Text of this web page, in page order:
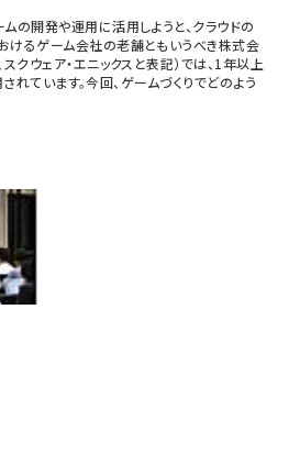
の開発や運用に活用しようと、クラウドの
けるゲーム会社の老舗ともいうべき株式会
スクウェア・エニックスと表記）では、1年以上
ています。今回、ゲームづくりでどのよう